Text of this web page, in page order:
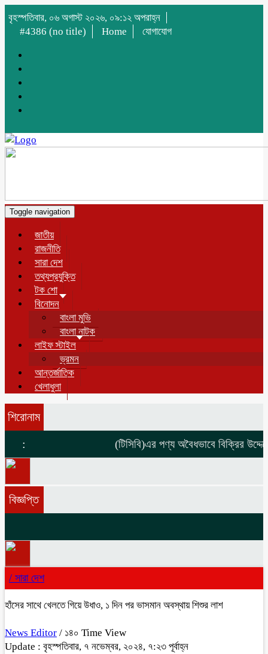
বৃহস্পতিবার, ০৬ অগাস্ট ২০২৬, ০৯:১২ অপরাহ্ন
#4386 (no title)
Home যোগাযোগ
Toggle navigation
জাতীয়
রাজনীতি
সারা দেশ
তথ্যপ্রযুক্তি
টক শো
বিনোদন
বাংলা মুভি
বাংলা নাটক
লাইফ স্টাইল
ভ্রমন
আন্তর্জাতিক
খেলাধুলা
শিরোনাম
: (টিসিবি)এর পণ্য অবৈধভাবে বিক্রির
বিজ্ঞপ্তি
/ সারা দেশ
হাঁসের সাথে খেলতে গিয়ে উধাও, ১ দিন পর ভাসমান অবস্থায় শিশুর লাশ
News Editor / ১৪০ Time View
Update : বৃহস্পতিবার, ৭ নভেম্বর, ২০২৪, ৭:২৩ পূর্বাহ্ন